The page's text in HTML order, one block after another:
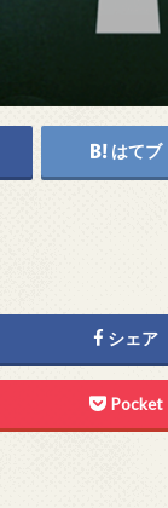
はてブ
シェア
Pocket